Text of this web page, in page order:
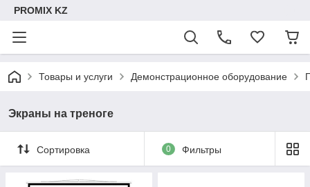
PROMIX KZ
Товары и услуги Демонстрационное оборудование
Экраны на треноге
Сортировка 0 Фильтры